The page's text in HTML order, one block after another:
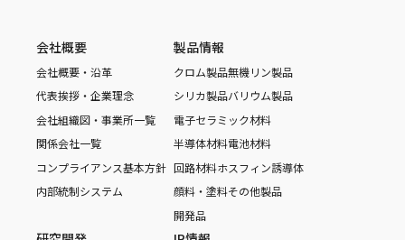
会社概要
会社概要・沿革
代表挨拶・企業理念
会社組織図・事業所一覧
関係会社一覧
コンプライアンス基本方針
内部統制システム
製品情報
クロム製品無機リン製品
シリカ製品バリウム製品
電子セラミック材料
半導体材料電池材料
回路材料ホスフィン誘導体
顔料・塗料その他製品
開発品